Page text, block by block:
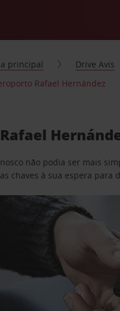
principal Drive Avis
Rafael Hernández
não podia ser mais
chaves à sua espera para